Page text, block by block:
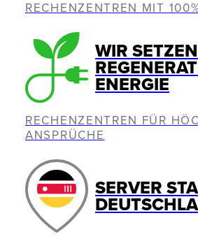
RECHENZENTREN MIT
WIR
ENERGIE
RECHENZENTREN FÜR
ANSPRÜCHE
SERVER